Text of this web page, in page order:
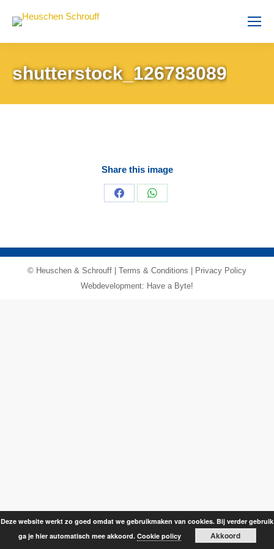
shutterstock_126783089
Share this image
Share
Share
© Heuschen & Schrouff | Terms & Conditions
Privacy Policy
Webdevelopment: Have a Byte!
Deze website werkt zo goed omdat we gebruikmaken van cookies. Bij verder gebruik
ga je hier automatisch mee akkoord. Cookie policy Akkoord